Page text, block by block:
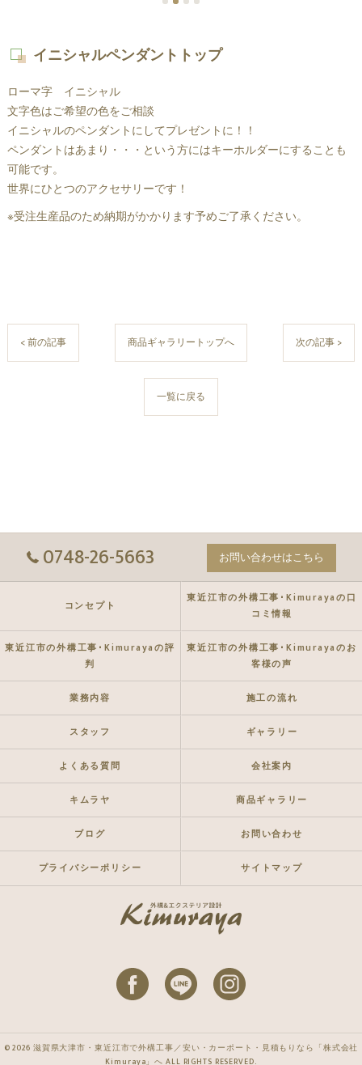
イニシャルペンダントトップ
ローマ字 イニシャル
文字色はご希望の色をご相談
イニシャルのペンダントにしてプレゼントに！！
ペンダントはあまり・・・という方にはキーホルダーにすることも
可能です。
世界にひとつのアクセサリーです！
※受注生産品のため納期がかかります予めご了承ください。
< 前の記事 商品ギャラリートップへ 次の記事 >
一覧に戻る
0748-26-5663 お問い合わせはこちら
コンセプト
東近江市の外構工事･Kimurayaの口
コミ情報
東近江市の外構工事･Kimurayaの評
判
東近江市の外構工事･Kimurayaのお
客様の声
業務内容 施工の流れ
スタッフ ギャラリー
よくある質問 会社案内
キムラヤ 商品ギャラリー
ブログ お問い合わせ
プライバシーポリシー サイトマップ
© 2026 滋賀県大津市・東近江市で外構工事／安い・カーポート・見積もりなら「株式会社
Kimuraya」へ ALL RIGHTS RESERVED.